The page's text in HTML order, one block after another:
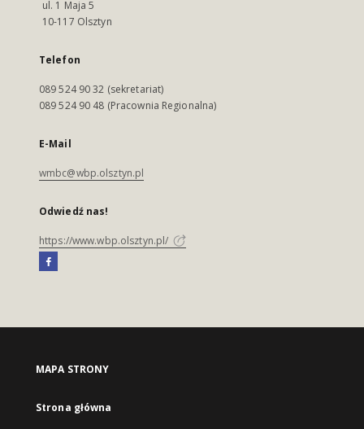
ul. 1 Maja 5
10-117 Olsztyn
Telefon
089 524 90 32 (sekretariat)
089 524 90 48 (Pracownia Regionalna)
E-Mail
wmbc@wbp.olsztyn.pl
Odwiedź nas!
https://www.wbp.olsztyn.pl/
MAPA STRONY
Strona główna